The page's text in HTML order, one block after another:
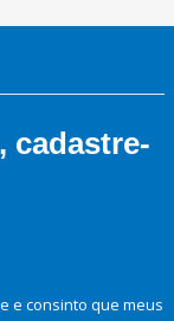
cadastre-
e consinto que meus